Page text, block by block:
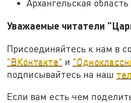
Архангельская
Уважаемые читатели
Присоединяйтесь к нам в
"ВКонтакте" и
подписывайтесь на наш
Если вам есть чем